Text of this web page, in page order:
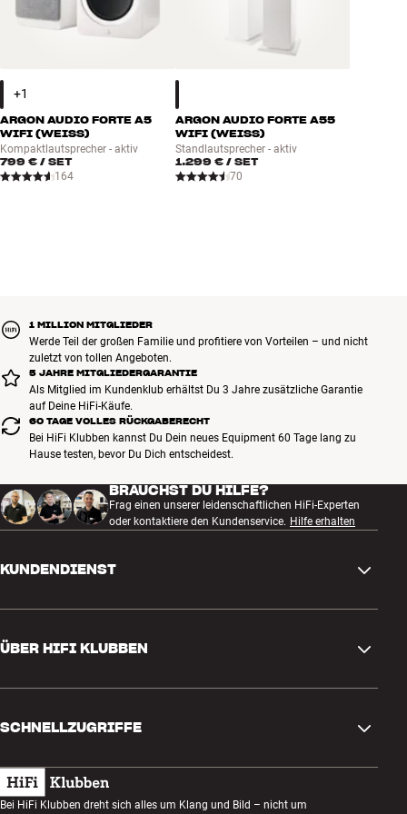
ARGON AUDIO FORTE A5
WIFI (WEISS)
Kompaktlautsprecher - aktiv
799 € / SET
164
ARGON AUDIO FORTE A55
WIFI (WEISS)
Standlautsprecher - aktiv
1.299 €/ SET
70
1 MILLION MITGLIEDER
Werde Teil der großen Familie und profitiere von Vorteilen – und nicht
zuletzt von tollen Angeboten.
5 JAHRE MITGLIEDERGARANTIE
Als Mitglied im Kundenklub erhältst Du 3 Jahre zusätzliche Garantie
auf Deine HiFi-Käufe.
60 TAGE VOLLES RÜCKGABERECHT
Bei HiFi Klubben kannst Du Dein neues Equipment 60 Tage lang zu
Hause testen, bevor Du Dich entscheidest.
BRAUCHST DU HILFE?
Frag einen unserer leidenschaftlichen HiFi-Experten
oder kontaktiere den Kundenservice. Hilfe erhalten
KUNDENDIENST
Rückgabe und Reklamation
Bestellung widerrufen
AGB
ÜBER HIFI KLUBBEN
Kundenklub
Abend zum Zuhören
SCHNELLZUGRIFFE
Geschenkkarte
Bei HiFi Klubben dreht sich alles um Klang und Bild – nicht um